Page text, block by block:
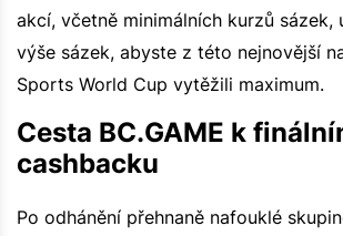
akcí, včetně minimálních kurzů sázek,
výše sázek, abyste z této nejnovější
Sports World Cup vytěžili maximum.
Cesta BC.GAME k
cashbacku
Po odhánění přehnaně nafouklé